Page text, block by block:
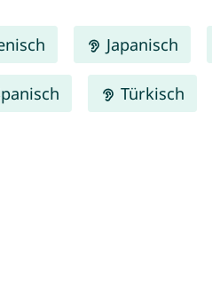
Japanisch
Türkisch